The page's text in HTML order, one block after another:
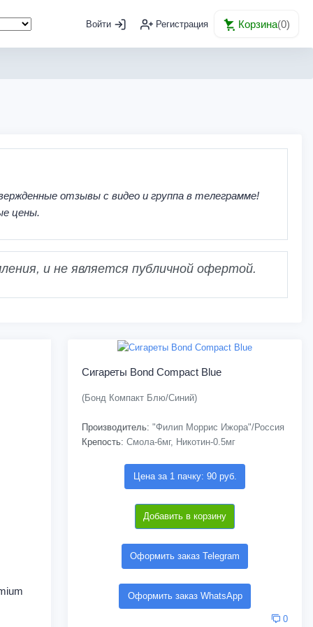
Войти Регистрация Корзина(0)
отзывы с видео и группа в телеграмме!
цены.
и не является публичной офертой.
Сигареты Bond Compact Blue
(Бонд Компакт Блю/Синий)
Производитель: "Филип Моррис Ижора"/Россия
Крепость: Смола-6мг, Никотин-0.5мг
Цена за 1 пачку: 90 руб.
Добавить в корзину
Оформить заказ Telegram
Оформить заказ WhatsApp
0